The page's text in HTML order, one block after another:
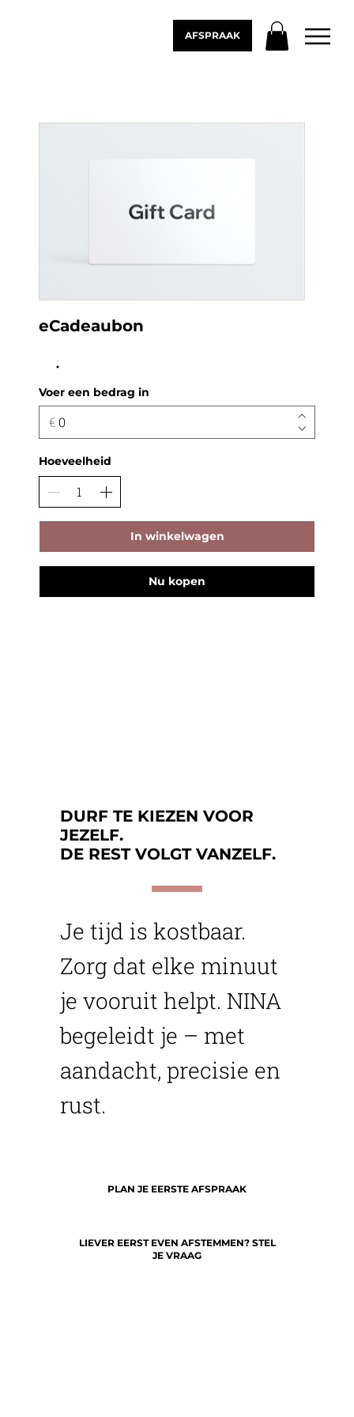
AFSPRAAK
eCadeaubon
Voer een bedrag in
€
Hoeveelheid
In winkelwagen
Nu kopen
DURF TE KIEZEN VOOR
JEZELF.
DE REST VOLGT VANZELF.
Je tijd is kostbaar.
Zorg dat elke minuut
je vooruit helpt. NINA
begeleidt je – met
aandacht, precisie en
rust.
PLAN JE EERSTE AFSPRAAK
LIEVER EERST EVEN AFSTEMMEN? STEL
JE VRAAG